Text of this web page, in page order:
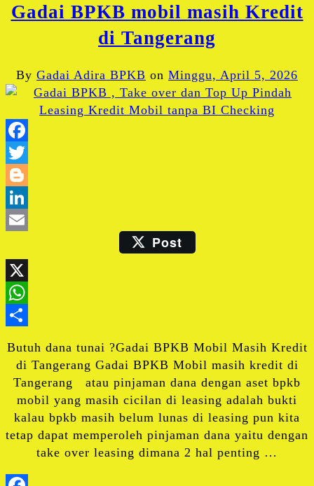
Gadai BPKB mobil masih Kredit
di Tangerang
By Gadai Adira BPKB on Minggu, April 5, 2026
Email Post
Butuh dana tunai ?Gadai BPKB Mobil Masih Kredit
di Tangerang Gadai BPKB Mobil masih kredit di
Tangerang atau pinjaman dana dengan aset bpkb
mobil yang masih cicilan di leasing adalah bukti
kalau bpkb masih belum lunas di leasing pun kita
tetap dapat memperoleh pinjaman dana yaitu dengan
take over leasing dimana 2 hal penting …